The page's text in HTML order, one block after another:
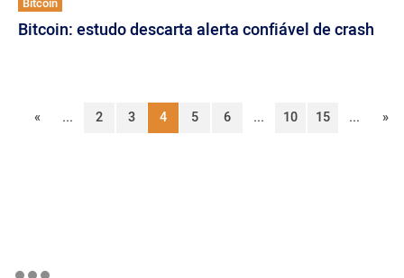
Bitcoin
Bitcoin: estudo descarta alerta confiável de crash
« ... 2 3 4 5 6 ... 10 15 ... »